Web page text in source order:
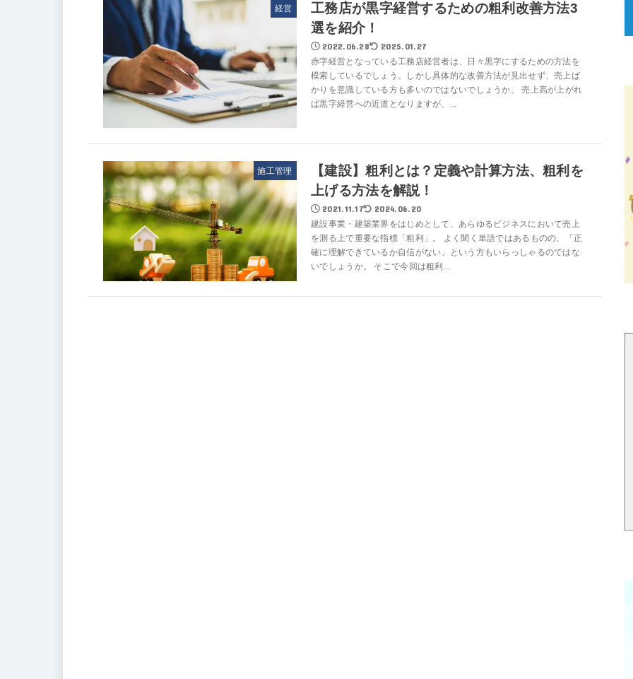
経営
工務店が黒字経営するための粗利改善方法3
選を紹介！
2022.06.28 2025.01.27
赤字経営となっている工務店経営者は、日々黒字にするための方法を
模索しているでしょう。しかし具体的な改善方法が見出せず、売上ば
かりを意識している方も多いのではないでしょうか。 売上高が上がれ
ば黒字経営への近道となりますが、...
施工管理
【建設】粗利とは？定義や計算方法、粗利を
上げる方法を解説！
2021.11.17 2024.06.20
建設事業・建築業界をはじめとして、あらゆるビジネスにおいて売上
を測る上で重要な指標「粗利」。 よく聞く単語ではあるものの、「正
確に理解できているか自信がない」という方もいらっしゃるのではな
いでしょうか。 そこで今回は粗利...